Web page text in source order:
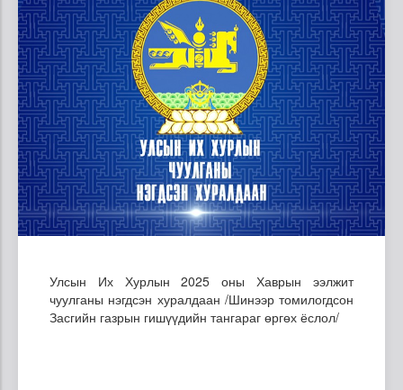
Улсын Их Хурлын 2025 оны Хаврын ээлжит
чуулганы нэгдсэн хуралдаан /Шинээр томилогдсон
Засгийн газрын гишүүдийн тангараг өргөх ёслол/